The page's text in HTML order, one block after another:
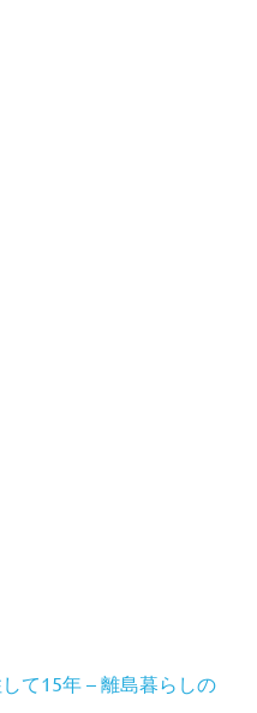
て15年 – 離島暮らしの